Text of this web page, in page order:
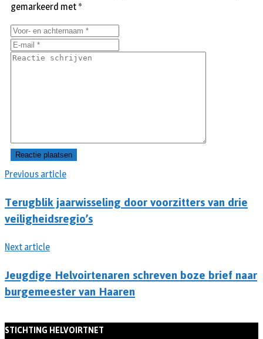
Previous article
Terugblik jaarwisseling door voorzitters van drie
veiligheidsregio’s
Next article
Jeugdige Helvoirtenaren schreven boze brief naar
burgemeester van Haaren
gemarkeerd met *
STICHTING HELVOIRTNET